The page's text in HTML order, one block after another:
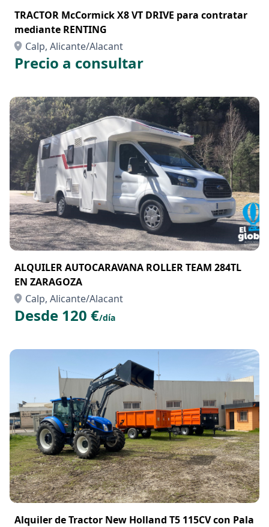
TRACTOR McCormick X8 VT DRIVE para contratar
mediante RENTING
Calp, Alicante/Alacant
Precio a consultar
ALQUILER AUTOCARAVANA ROLLER TEAM 284TL
EN ZARAGOZA
Calp, Alicante/Alacant
Desde 120 €/día
Alquiler de Tractor New Holland T5 115CV con Pala